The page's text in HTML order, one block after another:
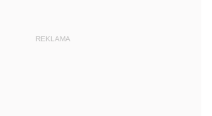
REKLAMA